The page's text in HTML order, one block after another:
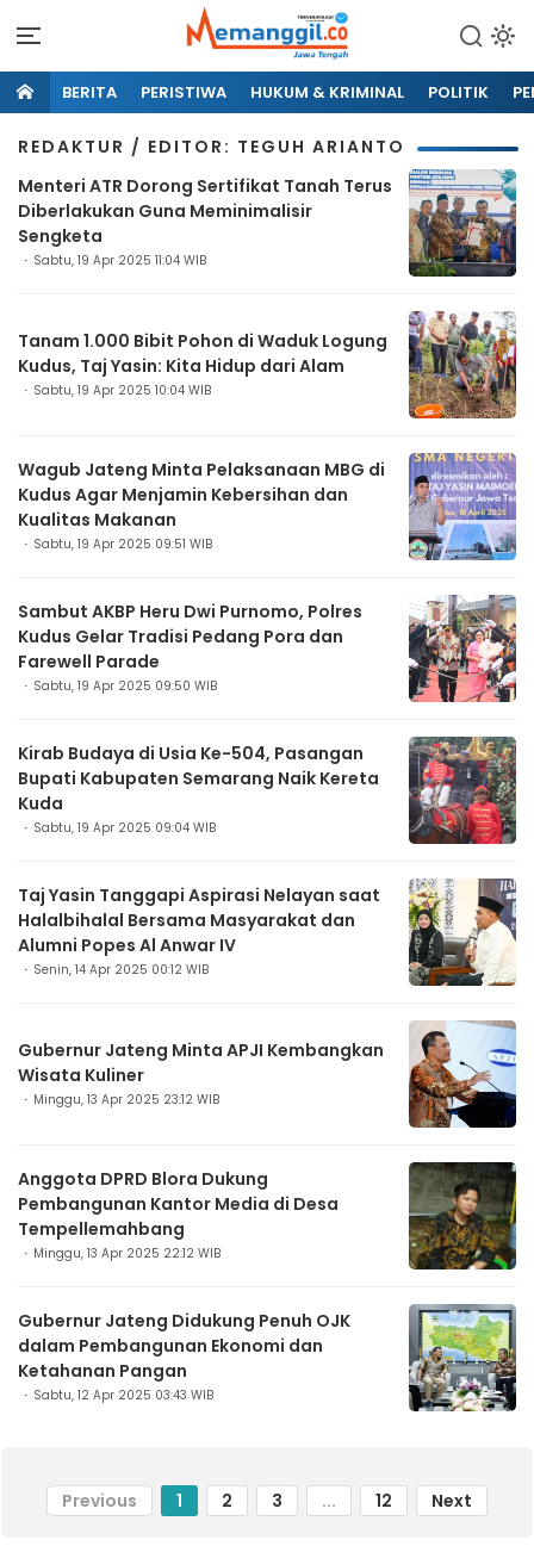
BERITA PERISTIWA HUKUM & KRIMINAL POLITIK
REDAKTUR / EDITOR: TEGUH ARIANTO
Menteri ATR Dorong Sertifikat Tanah Terus
Diberlakukan Guna Meminimalisir
Sengketa
Sabtu, 19 Apr 2025 11:04 WIB
Tanam 1.000 Bibit Pohon di Waduk Logung
Kudus, Taj Yasin: Kita Hidup dari Alam
Sabtu, 19 Apr 2025 10:04 WIB
Wagub Jateng Minta Pelaksanaan MBG di
Kudus Agar Menjamin Kebersihan dan
Kualitas Makanan
Sabtu, 19 Apr 2025 09:51 WIB
Sambut AKBP Heru Dwi Purnomo, Polres
Kudus Gelar Tradisi Pedang Pora dan
Farewell Parade
Sabtu, 19 Apr 2025 09:50 WIB
Kirab Budaya di Usia Ke-504, Pasangan
Bupati Kabupaten Semarang Naik Kereta
Kuda
Sabtu, 19 Apr 2025 09:04 WIB
Taj Yasin Tanggapi Aspirasi Nelayan saat
Halalbihalal Bersama Masyarakat dan
Alumni Popes Al Anwar IV
Senin, 14 Apr 2025 00:12 WIB
Gubernur Jateng Minta APJI Kembangkan
Wisata Kuliner
Minggu, 13 Apr 2025 23:12 WIB
Anggota DPRD Blora Dukung
Pembangunan Kantor Media di Desa
Tempellemahbang
Minggu, 13 Apr 2025 22:12 WIB
Gubernur Jateng Didukung Penuh OJK
dalam Pembangunan Ekonomi dan
Ketahanan Pangan
Sabtu, 12 Apr 2025 03:43 WIB
Previous 1 2 3 ... 12 Next